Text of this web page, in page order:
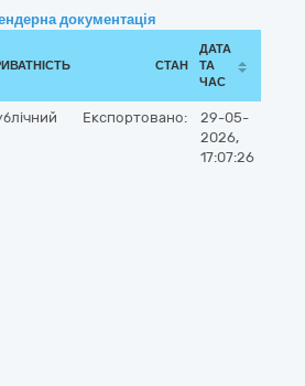
документація
СТАН
ДАТА
ТА
ЧАС
Експортовано:
29-05-
2026,
17:07:26